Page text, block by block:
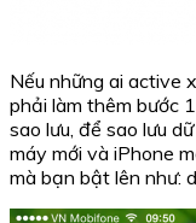
Nếu những ai active
phải làm thêm bước
sao lưu, để sao lưu
máy mới và iPhone
mà bạn bật lên như: